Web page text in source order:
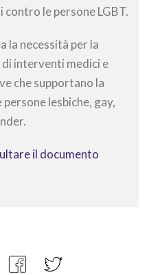
le persone LGBT.
la necessità per la
interventi medici e
che supportano la
lesbiche, gay,
il documento